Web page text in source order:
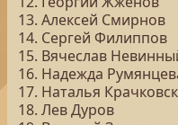
13. Алексей Смирнов
14. Сергей Филиппов
15. Вячеслав
16. Надежда
17. Наталья
18. Лев Дуров